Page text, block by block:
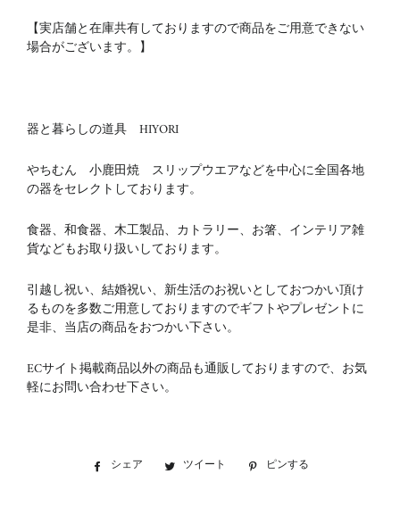
【実店舗と在庫共有しておりますので商品をご用意できない
場合がございます。】
器と暮らしの道具 HIYORI
やちむん 小鹿田焼 スリップウエアなどを中心に全国各地
の器をセレクトしております。
食器、和食器、木工製品、カトラリー、お箸、インテリア雑
貨などもお取り扱いしております。
引越し祝い、結婚祝い、新生活のお祝いとしておつかい頂け
るものを多数ご用意しておりますのでギフトやプレゼントに
是非、当店の商品をおつかい下さい。
ECサイト掲載商品以外の商品も通販しておりますので、お気
軽にお問い合わせ下さい。
シェア
Facebookツイート
Twitter ピンする